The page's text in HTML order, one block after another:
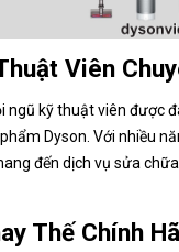
Viên
ngũ kỹ thuật viên được
Dyson. Với nhiều
đến dịch vụ sửa
Thế Chính